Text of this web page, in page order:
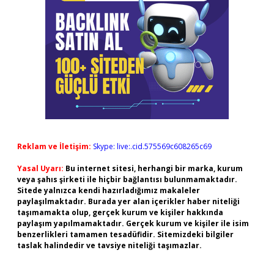
Reklam ve İletişim: Skype: live:.cid.575569c608265c69
Yasal Uyarı: Bu internet sitesi, herhangi bir marka, kurum
veya şahıs şirketi ile hiçbir bağlantısı bulunmamaktadır.
Sitede yalnızca kendi hazırladığımız makaleler
paylaşılmaktadır. Burada yer alan içerikler haber niteliği
taşımamakta olup, gerçek kurum ve kişiler hakkında
paylaşım yapılmamaktadır. Gerçek kurum ve kişiler ile isim
benzerlikleri tamamen tesadüfidir. Sitemizdeki bilgiler
taslak halindedir ve tavsiye niteliği taşımazlar.